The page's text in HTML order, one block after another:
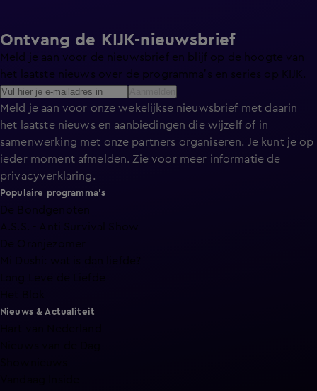
Ontvang de KIJK-nieuwsbrief
Meld je aan voor de nieuwsbrief en blijf op de hoogte van
het laatste nieuws over de programma’s en series op KIJK.
Meld je aan voor onze wekelijkse nieuwsbrief met daarin
het laatste nieuws en aanbiedingen die wijzelf of in
samenwerking met onze partners organiseren. Je kunt je op
ieder moment afmelden. Zie voor meer informatie de
privacyverklaring.
Populaire programma's
De Bondgenoten
A.S.S. - Anti Survival Show
De Oranjezomer
Mi Dushi: wat is dan liefde?
Nieuws & Actualiteit